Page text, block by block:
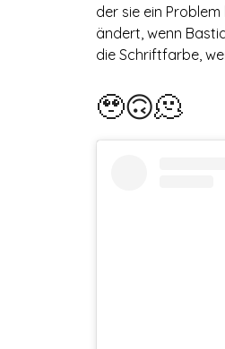
der sie ein Problem
ändert, wenn
die Schriftfarbe,
🥹🙃🫠